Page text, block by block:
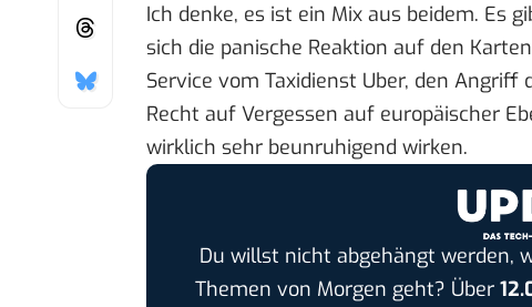
Ich denke, es ist ein Mix aus beidem. Es
sich die panische Reaktion auf den
Service vom Taxidienst Uber, den Angriff
Recht auf Vergessen auf europäischer
wirklich sehr beunruhigend wirken.
Du willst nicht abgehängt werden,
Themen von Morgen geht? Über